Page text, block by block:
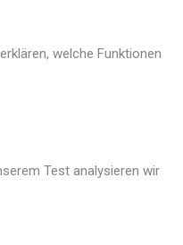
welche Funktionen
Test analysieren wir